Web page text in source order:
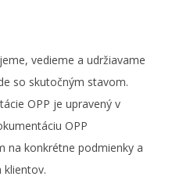
vedieme a udržiavame
so skutočným stavom.
OPP je upravený v
OPP
na konkrétne podmienky a
klientov.